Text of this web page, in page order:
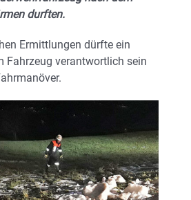
durften.
Ermittlungen dürfte ein
Fahrzeug verantwortlich sein